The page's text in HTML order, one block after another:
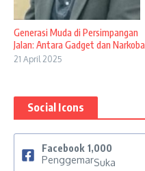
Generasi Muda di Persimpangan
Jalan: Antara Gadget dan Narkoba
21 April 2025
Social Icons
Facebook 1,000
PenggemarSuka